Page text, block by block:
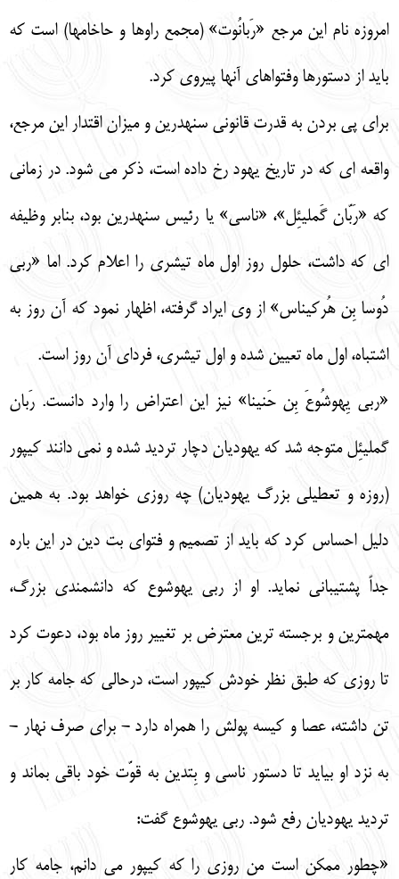
امروزه نام اين مرجع «رَبانُوت» (مجمع راوها و حاخامها) است كه
بايد از دستورها وفتواهاي آنها پيروي كرد.
براي پي بردن به قدرت قانوني سنهدرين و ميزان اقتدار اين مرجع،
واقعه اي كه در تاريخ يهود رخ داده است، ذكر مي شود. در زماني
كه «رَبّان گَمليئِل»، «ناسي» يا رئيس سنهدرين بود، بنابر وظيفه
اي كه داشت، حلول روز اول ماه تيشري را اعلام كرد. اما «ربي
دُوسا بِن هُركيناس» از وي ايراد گرفته، اظهار نمود كه آن روز به
اشتباه، اول ماه تعيين شده و اول تيشري، فرداي آن روز است.
«ربي يِهوشُوعَ بِن حَنينا» نيز اين اعتراض را وارد دانست. رَبان
گمليئِل متوجه شد كه يهوديان دچار ترديد شده و نمي دانند كيپور
(روزه و تعطيلي بزرگ يهوديان) چه روزي خواهد بود. به همين
دليل احساس كرد كه بايد از تصميم و فتواي بت دين در اين باره
جداً پشتيباني نمايد. او از ربي يهوشوع كه دانشمندي بزرگ،
مهمترين و برجسته ترين معترض بر تغيير روز ماه بود، دعوت كرد
تا روزي كه طبق نظر خودش كيپور است، درحالي كه جامه كار بر
تن داشته، ‎عصا و كيسه پولش را همراه دارد - براي صرف نهار -
به نزد او بيايد تا دستور ناسي و بِتدين به قوّت خود باقي بماند و
ترديد يهوديان رفع شود. ربي يهوشوع گفت:
«چطور ممكن است من روزي را كه كيپور مي دانم، جامه كار